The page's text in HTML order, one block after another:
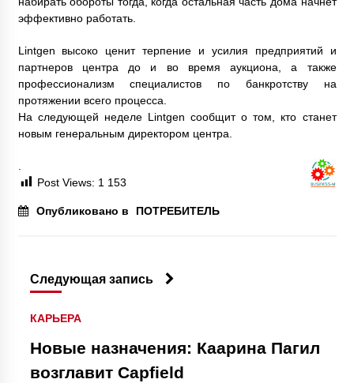
эффективно работать.
Lintgen высоко ценит терпение и усилия предприятий и
партнеров центра до и во время аукциона, а также
профессионализм специалистов по банкротству на
протяжении всего процесса.
На следующей неделе Lintgen сообщит о том, кто станет
новым генеральным директором центра.
Post Views: 1 153
Опубликовано в ПОТРЕБИТЕЛЬ
Следующая запись
КАРЬЕРА
Новые назначения: Каарина Пагил
возглавит Capfield